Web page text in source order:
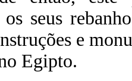
os seus
e
Egipto.